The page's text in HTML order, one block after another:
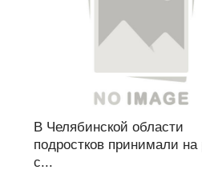
В Челябинской области
подростков принимали на
с...